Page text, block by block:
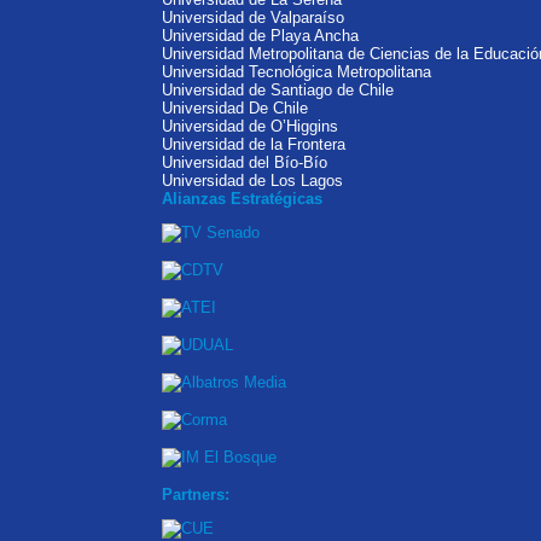
Universidad de Valparaíso
Universidad de Playa Ancha
Universidad Metropolitana de Ciencias de la
Universidad Tecnológica Metropolitana
Universidad de Santiago de Chile
Universidad De Chile
Universidad de O’Higgins
Universidad de la Frontera
Universidad del Bío-Bío
Universidad de Los Lagos
Alianzas Estratégicas
Partners: